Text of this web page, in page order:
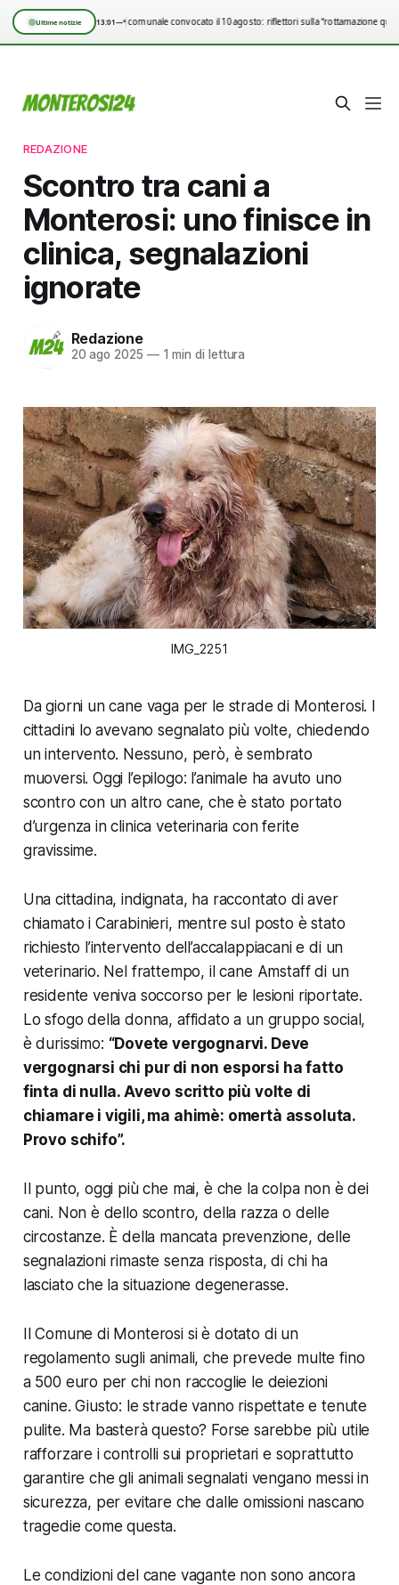
Ultime notizie 13:01—°
Consiglio comunale convocato il 10 agosto: riflettori sulla “rottamazione
REDAZIONE
Scontro tra cani a
Monterosi: uno finisce in
clinica, segnalazioni
ignorate
Redazione
20 ago 2025 —1 min di lettura
IMG_2251
Da giorni un cane vaga per le strade di Monterosi. I
cittadini lo avevano segnalato più volte, chiedendo
un intervento. Nessuno, però, è sembrato
muoversi. Oggi l’epilogo: l’animale ha avuto uno
scontro con un altro cane, che è stato portato
d’urgenza in clinica veterinaria con ferite
gravissime.
Una cittadina, indignata, ha raccontato di aver
chiamato i Carabinieri, mentre sul posto è stato
richiesto l’intervento dell’accalappiacani e di un
veterinario. Nel frattempo, il cane Amstaff di un
residente veniva soccorso per le lesioni riportate.
Lo sfogo della donna, affidato a un gruppo social,
è durissimo: “Dovete vergognarvi. Deve
vergognarsi chi pur di non esporsi ha fatto
finta di nulla. Avevo scritto più volte di
chiamare i vigili, ma ahimè: omertà assoluta.
Provo schifo”.
Il punto, oggi più che mai, è che la colpa non è dei
cani. Non è dello scontro, della razza o delle
circostanze. È della mancata prevenzione, delle
segnalazioni rimaste senza risposta, di chi ha
lasciato che la situazione degenerasse.
Il Comune di Monterosi si è dotato di un
regolamento sugli animali, che prevede multe fino
a 500 euro per chi non raccoglie le deiezioni
canine. Giusto: le strade vanno rispettate e tenute
pulite. Ma basterà questo? Forse sarebbe più utile
rafforzare i controlli sui proprietari e soprattutto
garantire che gli animali segnalati vengano messi in
sicurezza, per evitare che dalle omissioni nascano
tragedie come questa.
Le condizioni del cane vagante non sono ancora